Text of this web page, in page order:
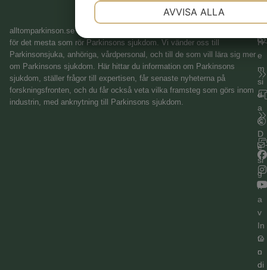
alltomparkinson.seär en webbsida med syftet att vara en samlingsplats
för det mesta som rör Parkinsons sjukdom. Vi vänder oss till
Parkinsonsjuka, anhöriga, vårdpersonal, och till de som vill lära sig mer
om Parkinsons sjukdom. Här hittar du information om Parkinsons
sjukdom, ställer frågor till expertisen, får senaste nyheterna på
forskningsfronten, och du får också veta vilka framsteg som görs inom
industrin, med anknytning till Parkinsons sjukdom.
C
o
o
H
e
m
si
d
a
&
D
e
si
g
n
a
v
In
te
n
di
MARKNADSFÖRING
AVVISA ALLA